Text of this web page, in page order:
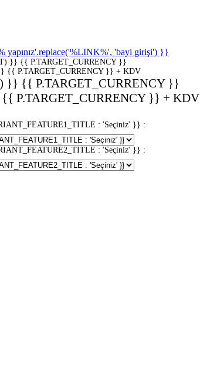
yapınız'.replace('%LINK%', 'bayi girişi') }}
}} {{ P.TARGET_CURRENCY }}
{{ P.TARGET_CURRENCY }} + KDV
}} {{ P.TARGET_CURRENCY }}
{{ P.TARGET_CURRENCY }} + KDV
: 'Seçiniz' }} :
: 'Seçiniz' }} :